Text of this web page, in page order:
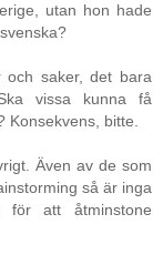
utan hon hade
och saker, det bara
vissa kunna få
Konsekvens, bitte.
Även av de som
så är inga
för att åtminstone